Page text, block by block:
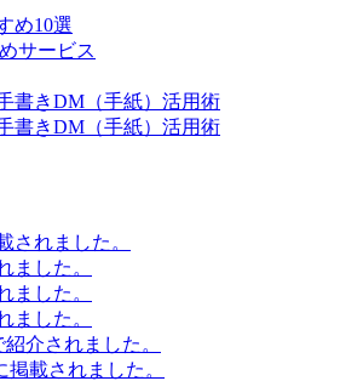
め10選
サービス
書きDM（手紙）活用術
書きDM（手紙）活用術
されました。
ました。
ました。
ました。
介されました。
掲載されました。